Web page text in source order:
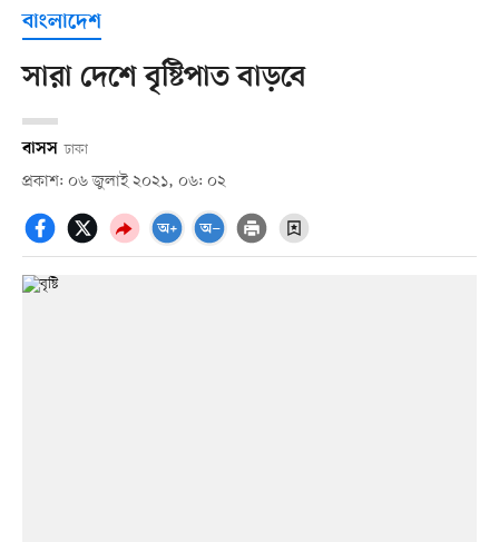
বাংলাদেশ
সারা দেশে বৃষ্টিপাত বাড়বে
বাসস ঢাকা
প্রকাশ: ০৬ জুলাই ২০২১, ০৬: ০২